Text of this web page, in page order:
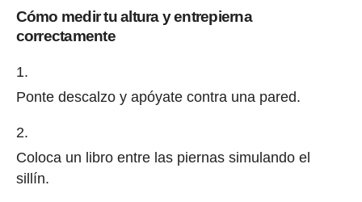
Cómo medir tu altura y entrepierna
correctamente
Ponte descalzo y apóyate contra una pared.
Coloca un libro entre las piernas simulando el
sillín.